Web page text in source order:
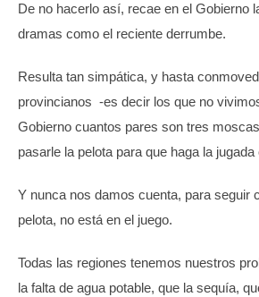
De no hacerlo así, recae en el Gobierno
dramas como el reciente derrumbe.
Resulta tan simpática, y hasta
provincianos -es decir los que no
Gobierno cuantos pares son tres
pasarle la pelota para que haga la
Y nunca nos damos cuenta, para seguir
pelota, no está en el juego.
Todas las regiones tenemos nuestros
la falta de agua potable, que la sequía,